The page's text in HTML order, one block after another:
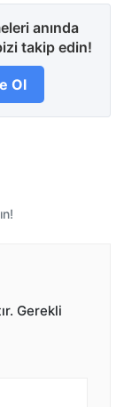
anında
takip edin!
Ol
Gerekli